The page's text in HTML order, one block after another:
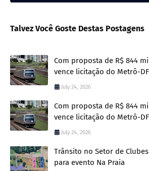
Talvez Você Goste Destas Postagens
Com proposta de R$ 844
vence licitação do Metrô-DF
July 24, 2026
Com proposta de R$ 844
vence licitação do Metrô-DF
July 24, 2026
Trânsito no Setor de
para evento Na Praia